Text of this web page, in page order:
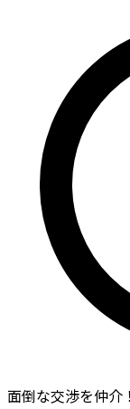
面倒な交渉を仲介！